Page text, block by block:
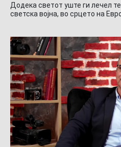
Додека светот уште ги лечел
светска војна, во срцето на